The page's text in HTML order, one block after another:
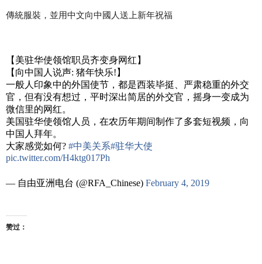
傳統服裝，並用中文向中國人送上新年祝福
【美驻华使领馆职员齐变身网红】
【向中国人说声: 猪年快乐!】
一般人印象中的外国使节，都是西装毕挺、严肃稳重的外交
官，但有没有想过，平时深出简居的外交官，摇身一变成为
微信里的网红。
美国驻华使领馆人员，在农历年期间制作了多套短视频，向
中国人拜年。
大家感觉如何? #中美关系#驻华大使
pic.twitter.com/H4ktg017Ph
— 自由亚洲电台 (@RFA_Chinese) February 4, 2019
赞过：